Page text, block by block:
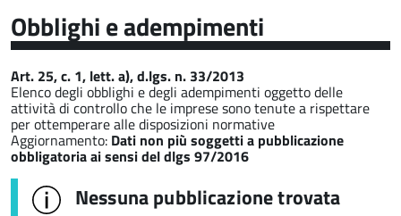
Obblighi e adempimenti
Art. 25, c. 1, lett. a), d.lgs. n. 33/2013
Elenco degli obblighi e degli adempimenti oggetto delle
attività di controllo che le imprese sono tenute a rispettare
per ottemperare alle disposizioni normative
Aggiornamento: Dati non più soggetti a pubblicazione
obbligatoria ai sensi del dlgs 97/2016
Nessuna pubblicazione trovata